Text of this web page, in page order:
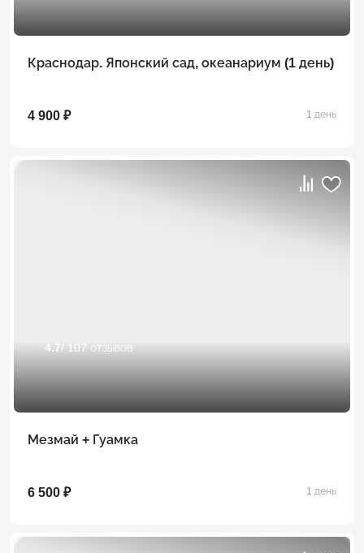
Краснодар. Японский сад, океанариум (1 день)
4 900 ₽ 1 день
4.7/ 107 отзывов
Мезмай + Гуамка
6 500 ₽ 1 день